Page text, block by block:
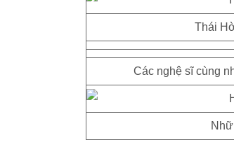
Thái
Các nghệ sĩ cùng